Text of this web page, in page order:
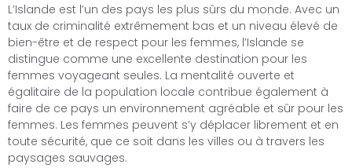
L’Islande est l’un des pays les plus sûrs du monde. Avec un
taux de criminalité extrêmement bas et un niveau élevé de
bien-être et de respect pour les femmes, l’Islande se
distingue comme une excellente destination pour les
femmes voyageant seules. La mentalité ouverte et
égalitaire de la population locale contribue également à
faire de ce pays un environnement agréable et sûr pour les
femmes. Les femmes peuvent s’y déplacer librement et en
toute sécurité, que ce soit dans les villes ou à travers les
paysages sauvages.